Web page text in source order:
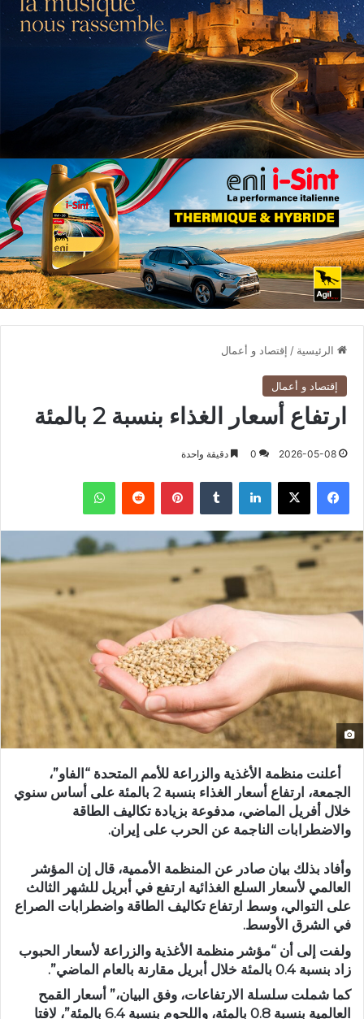
الرئيسية / إقتصاد و أعمال
إقتصاد و أعمال
ارتفاع أسعار الغذاء بنسبة 2 بالمئة
2026-05-08
0 دقيقة واحدة
فيسبوك X لينكدإن بينتيريست واتساب
أعلنت منظمة الأغذية والزراعة للأمم المتحدة “الفاو”،
الجمعة، ارتفاع أسعار الغذاء بنسبة 2 بالمئة على أساس سنوي
خلال أفريل الماضي، مدفوعة بزيادة تكاليف الطاقة
والاضطرابات الناجمة عن الحرب على إيران.
وأفاد بذلك بيان صادر عن المنظمة الأممية، قال إن المؤشر
العالمي لأسعار السلع الغذائية ارتفع في أبريل للشهر الثالث
على التوالي، وسط ارتفاع تكاليف الطاقة واضطرابات الصراع
في الشرق الأوسط.
ولفت إلى أن “مؤشر منظمة الأغذية والزراعة لأسعار الحبوب
زاد بنسبة 0.4 بالمئة خلال أبريل مقارنة بالعام الماضي”.
كما شملت سلسلة الارتفاعات، وفق البيان،” أسعار القمح
العالمية بنسبة 0.8 بالمئة، واللحوم بنسبة 6.4 بالمئة”، لافتا